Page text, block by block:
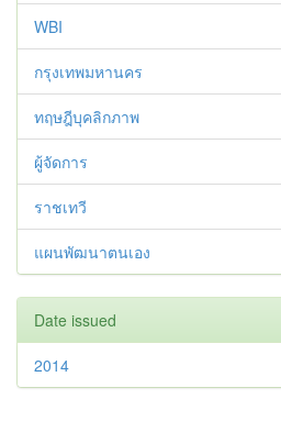
WBI
กรุงเทพมหานคร
ทฤษฎีบุคลิกภาพ
ผู้จัดการ
ราชเทวี
แผนพัฒนาตนเอง
Date issued
2014